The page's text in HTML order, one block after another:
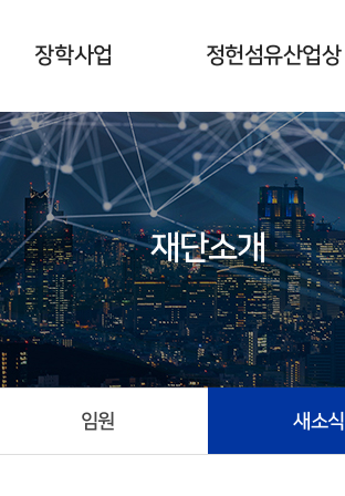
장학사업
개요
수여식
정헌섬유산업상
개요
수상자현황
시상식
사업계획
재단소개
임원 새소식